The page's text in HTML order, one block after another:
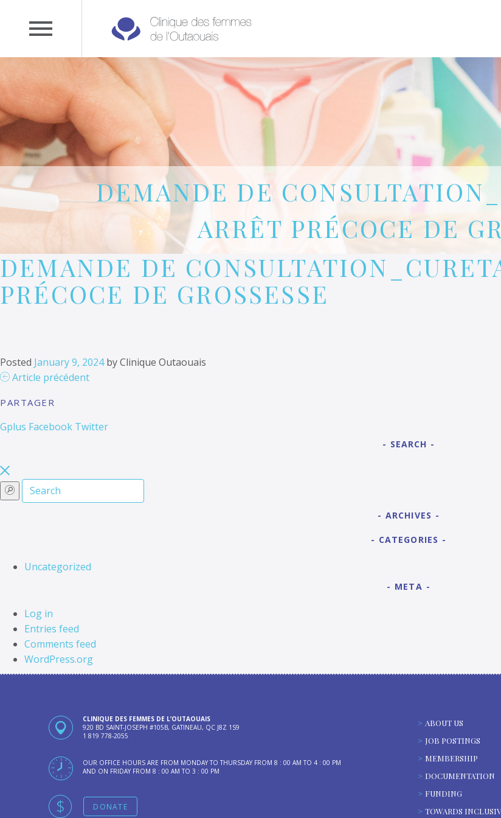
CLINIQUE DES FEMMES DE L’OUTAOUAIS
1 819 778-2055
DEMANDE DE
ARRÊT PRÉCOCE DE
DEMANDE DE
PRÉCOCE DE GROSSESSE
Posted January 9, 2024byClinique Outaouais
Article précédent
PARTAGER
Gplus Facebook Twitter
SEARCH
ARCHIVES
CATEGORIES
Uncategorized
META
Log in
Entries feed
Comments feed
WordPress.org
CLINIQUE DES FEMMES DE L’OUTAOUAIS
920 BD SAINT-JOSEPH #105B, GATINEAU, QC J8Z 1S9
1 819 778-2055
OUR OFFICE HOURS ARE FROM MONDAY TO THURSDAY FROM 8 : 00 AM TO 4 : 00 PM
AND ON FRIDAY FROM 8 : 00 AM TO 3 : 00 PM
DONATE
ABOUT US
JOB POSTINGS
MEMBERSHIP
DOCUMENTATION
FUNDING
TOWARDS